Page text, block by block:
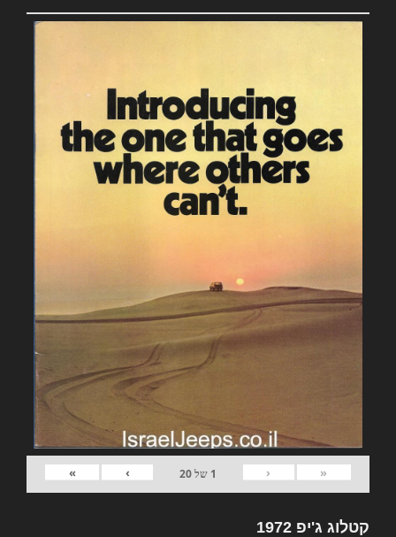
«
‹
1 של20
›
»
קטלוג ג'יפ 1972